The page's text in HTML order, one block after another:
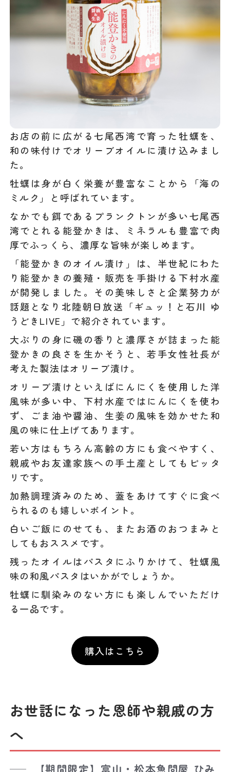
お店の前に広がる七尾西湾で育った牡蠣を、
和の味付けでオリーブオイルに漬け込みまし
た。
牡蠣は身が白く栄養が豊富なことから「海の
ミルク」と呼ばれています。
なかでも餌であるプランクトンが多い七尾西
湾でとれる能登かきは、ミネラルも豊富で肉
厚でふっくら、濃厚な旨味が楽しめます。
「能登かきのオイル漬け」は、半世紀にわた
り能登かきの養殖・販売を手掛ける下村水産
が開発しました。その美味しさと企業努力が
話題となり北陸朝日放送「ギュッ！と石川 ゆ
うどきLIVE」で紹介されています。
大ぶりの身に磯の香りと濃厚さが詰まった能
登かきの良さを生かそうと、若手女性社長が
考えた製法はオリーブ漬け。
オリーブ漬けといえばにんにくを使用した洋
風味が多い中、下村水産ではにんにくを使わ
ず、ごま油や醤油、生姜の風味を効かせた和
風の味に仕上げてあります。
若い方はもちろん高齢の方にも食べやすく、
親戚やお友達家族への手土産としてもピッタ
リです。
加熱調理済みのため、蓋をあけてすぐに食べ
られるのも嬉しいポイント。
白いご飯にのせても、またお酒のおつまみと
してもおススメです。
残ったオイルはパスタにふりかけて、牡蠣風
味の和風パスタはいかがでしょうか。
牡蠣に馴染みのない方にも楽しんでいただけ
る一品です。
購入はこちら
お世話になった恩師や親戚の方
へ
【期間限定】富山・松本魚問屋 ひみ